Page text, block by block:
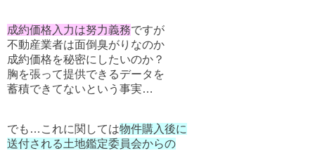
成約価格入力は努力義務ですが
不動産業者は面倒臭がりなのか
成約価格を秘密にしたいのか？
胸を張って提供できるデータを
蓄積できてないという事実…
でも…これに関しては物件購入後に
送付される土地鑑定委員会からの